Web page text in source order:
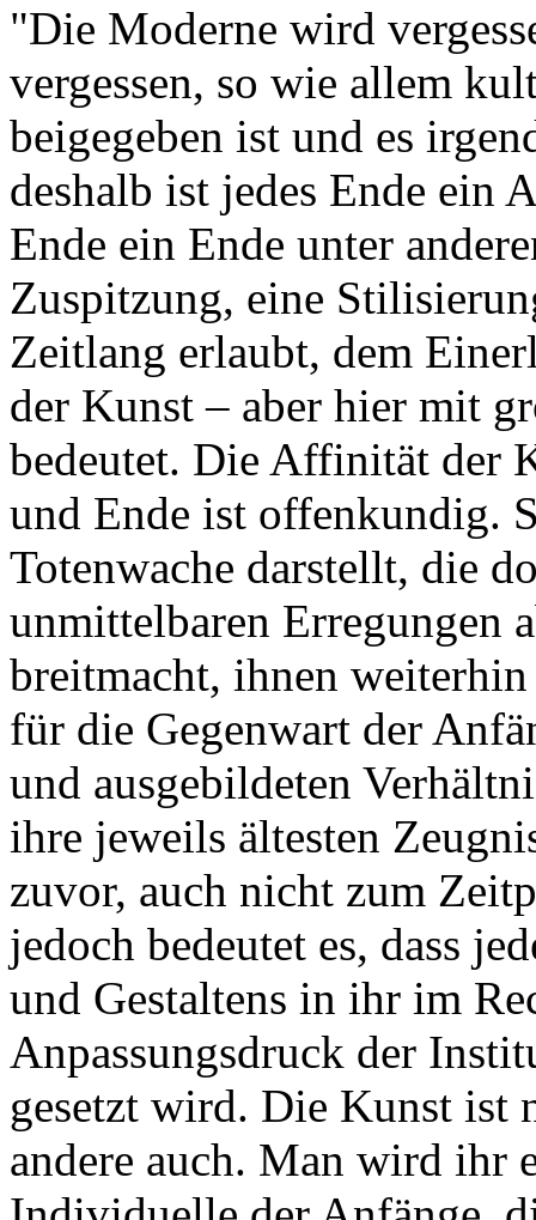
"Die Moderne wird
vergessen, so wie allem
beigegeben ist und es
deshalb ist jedes Ende ein
Ende ein Ende unter
Zuspitzung, eine
Zeitlang erlaubt, dem
der Kunst – aber hier mit
bedeutet. Die Affinität der
und Ende ist offenkundig.
Totenwache darstellt, die
unmittelbaren Erregungen
breitmacht, ihnen
für die Gegenwart der
und ausgebildeten
ihre jeweils ältesten
zuvor, auch nicht zum
jedoch bedeutet es, dass
und Gestaltens in ihr im
Anpassungsdruck der
gesetzt wird. Die Kunst
andere auch. Man wird ihr